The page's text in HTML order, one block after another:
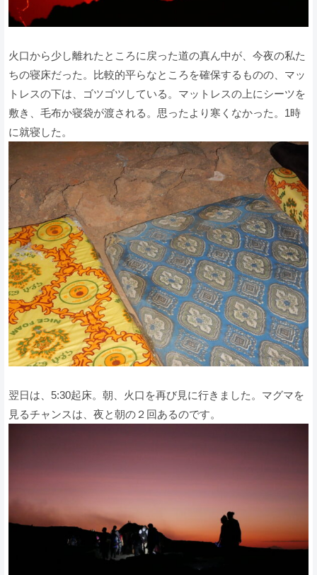
火口から少し離れたところに戻った道の真ん中が、今夜の私た
ちの寝床だった。比較的平らなところを確保するものの、マッ
トレスの下は、ゴツゴツしている。マットレスの上にシーツを
敷き、毛布か寝袋が渡される。思ったより寒くなかった。1時
に就寝した。
翌日は、5:30起床。朝、火口を再び見に行きました。マグマを
見るチャンスは、夜と朝の２回あるのです。